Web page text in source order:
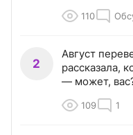
110
2
Август
рассказала,
— может,
109 1